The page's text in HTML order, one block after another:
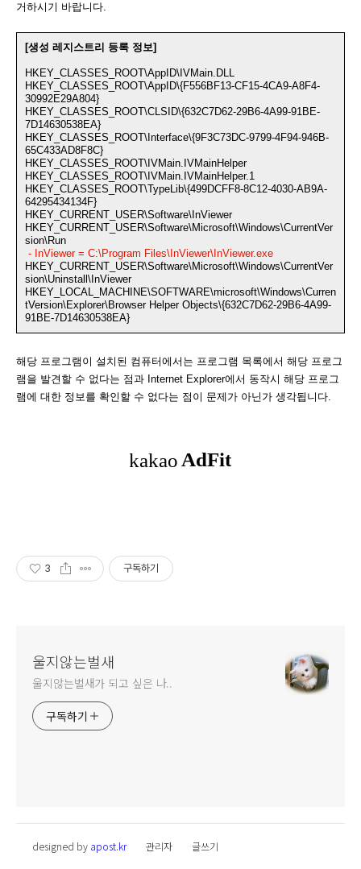
거하시기 바랍니다.
[생성 레지스트리 등록 정보]
HKEY_CLASSES_ROOT\AppID\IVMain.DLL
HKEY_CLASSES_ROOT\AppID\{F556BF13-CF15-4CA9-A8F4-
30992E29A804}
HKEY_CLASSES_ROOT\CLSID\{632C7D62-29B6-4A99-91BE-
7D14630538EA}
HKEY_CLASSES_ROOT\Interface\{9F3C73DC-9799-4F94-946B-
65C433AD8F8C}
HKEY_CLASSES_ROOT\IVMain.IVMainHelper
HKEY_CLASSES_ROOT\IVMain.IVMainHelper.1
HKEY_CLASSES_ROOT\TypeLib\{499DCFF8-8C12-4030-AB9A-
64295434134F}
HKEY_CURRENT_USER\Software\InViewer
HKEY_CURRENT_USER\Software\Microsoft\Windows\CurrentVer
sion\Run
- InViewer = C:\Program Files\InViewer\InViewer.exe
HKEY_CURRENT_USER\Software\Microsoft\Windows\CurrentVer
sion\Uninstall\InViewer
HKEY_LOCAL_MACHINE\SOFTWARE\microsoft\Windows\Curren
tVersion\Explorer\Browser Helper Objects\{632C7D62-29B6-4A99-
91BE-7D14630538EA}
해당 프로그램이 설치된 컴퓨터에서는 프로그램 목록에서 해당 프로그
램을 발견할 수 없다는 점과 Internet Explorer에서 동작시 해당 프로그
램에 대한 정보를 확인할 수 없다는 점이 문제가 아닌가 생각됩니다.
3 구독하기
울지않는벌새
울지않는벌새가 되고 싶은 나..
구독하기
designed by apost.kr 관리자 글쓰기